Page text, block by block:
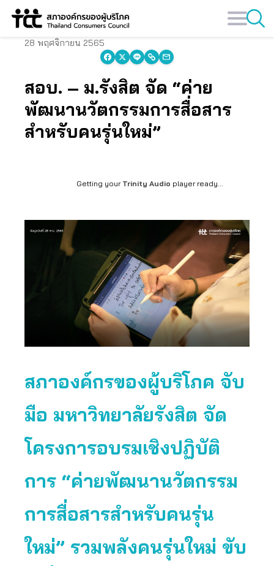
Skip
28 พฤศจิกายน 2565
สอบ. – ม.รังสิต จัด “ค่าย
พัฒนานวัตกรรมการสื่อสาร
สำหรับคนรุ่นใหม่”
Getting your Trinity Audio player ready...
สภาองค์กรของผู้บริโภค จับ
มือ มหาวิทยาลัยรังสิต จัด
โครงการอบรมเชิงปฏิบัติ
การ “ค่ายพัฒนานวัตกรรม
การสื่อสารสำหรับคนรุ่น
ใหม่” รวมพลังคนรุ่นใหม่ ขับ